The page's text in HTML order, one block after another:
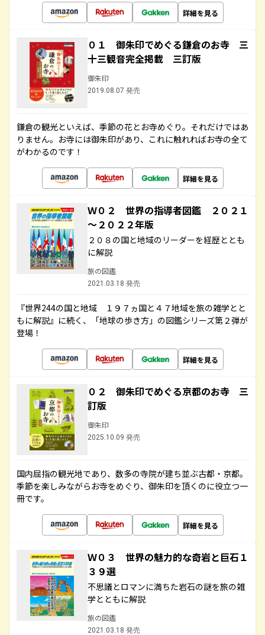
詳細を見る
０１ 御朱印でめぐる鎌倉のお寺 三
十三観音完全掲載 三訂版
御朱印
2019.08.07 発売
鎌倉の観光といえば、季節の花とお寺めぐり。それだけではあ
りません。お寺には御朱印があり、これに触れればお寺の全て
がわかるのです！
詳細を見る
Ｗ０２ 世界の指導者図鑑 ２０２１
～２０２２年版
２０８の国と地域のリーダーを経歴ととも
に解説
旅の図鑑
2021.03.18 発売
『世界244の国と地域 １９７ヵ国と４７地域を旅の雑学とと
もに解説』に続く、「地球の歩き方」の図鑑シリーズ第２弾が
登場！
詳細を見る
０２ 御朱印でめぐる京都のお寺 三
訂版
御朱印
2025.10.09 発売
国内屈指の観光地であり、数多の寺院が建ち並ぶ古都・京都。
季節を楽しみながらお寺をめぐり、御朱印を頂くのに役立つ一
冊です。
詳細を見る
Ｗ０３ 世界の魅力的な奇岩と巨石１
３９選
不思議とロマンに満ちた岩石の謎を旅の雑
学とともに解説
旅の図鑑
2021.03.18 発売